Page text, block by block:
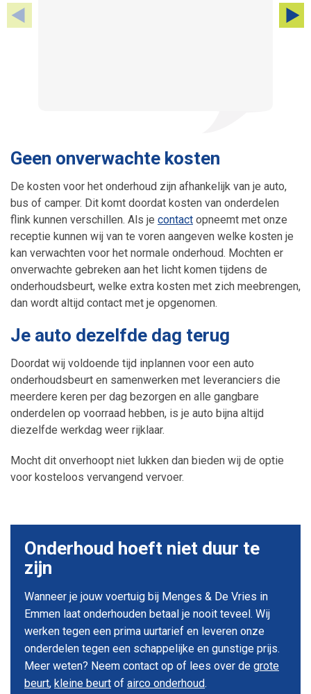
Geen onverwachte kosten
De kosten voor het onderhoud zijn afhankelijk van je auto,
bus of camper. Dit komt doordat kosten van onderdelen
flink kunnen verschillen. Als je contact opneemt met onze
receptie kunnen wij van te voren aangeven welke kosten je
kan verwachten voor het normale onderhoud. Mochten er
onverwachte gebreken aan het licht komen tijdens de
onderhoudsbeurt, welke extra kosten met zich meebrengen,
dan wordt altijd contact met je opgenomen.
Je auto dezelfde dag terug
Doordat wij voldoende tijd inplannen voor een auto
onderhoudsbeurt en samenwerken met leveranciers die
meerdere keren per dag bezorgen en alle gangbare
onderdelen op voorraad hebben, is je auto bijna altijd
diezelfde werkdag weer rijklaar.
Mocht dit onverhoopt niet lukken dan bieden wij de optie
voor kosteloos vervangend vervoer.
Onderhoud hoeft niet duur te
zijn
Wanneer je jouw voertuig bij Menges & De Vries in
Emmen laat onderhouden betaal je nooit teveel. Wij
werken tegen een prima uurtarief en leveren onze
onderdelen tegen een schappelijke en gunstige prijs.
Meer weten? Neem contact op of lees over de grote
beurt, kleine beurt of airco onderhoud.